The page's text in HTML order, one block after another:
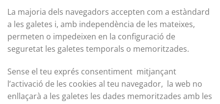
La majoria dels navegadors accepten com a estàndard
a les galetes i, amb independència de les mateixes,
permeten o impedeixen en la configuració de
seguretat les galetes temporals o memoritzades.
Sense el teu exprés consentiment mitjançant
l’activació de les cookies al teu navegador, la web no
enllaçarà a les galetes les dades memoritzades amb les